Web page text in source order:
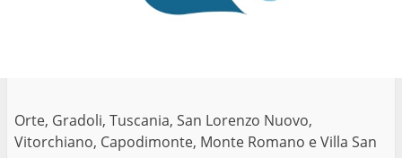
Orte, Gradoli, Tuscania, San Lorenzo Nuovo,
Vitorchiano, Capodimonte, Monte Romano e Villa San